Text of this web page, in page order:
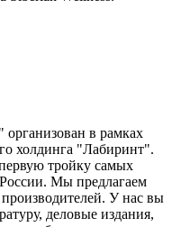
в рамках
холдинга "Лабиринт".
тройку самых
Мы предлагаем
У нас вы
деловые издания,